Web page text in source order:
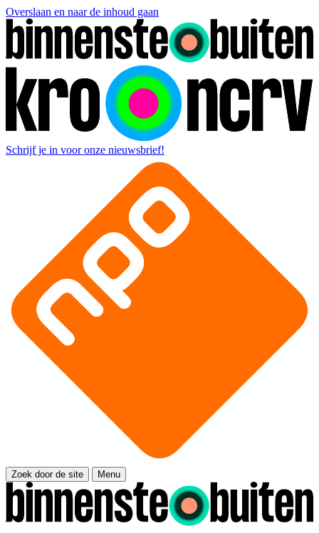
Overslaan en naar de inhoud gaan
Schrijf je in voor onze nieuwsbrief!
Zoek door de site Menu